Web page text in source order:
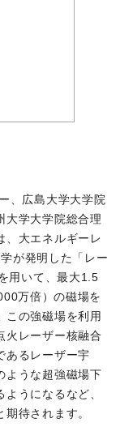
、広島大学大学院
大学大学院総合理
、大エネルギーレ
が発明した「レー
用いて、最大1.5
万倍）の磁場を
この強磁場を利用
火レーザー核融合
あるレーザー宇
ような超強磁場下
うになるなど、
待されます。